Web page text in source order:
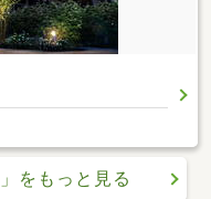
」をもっと見る